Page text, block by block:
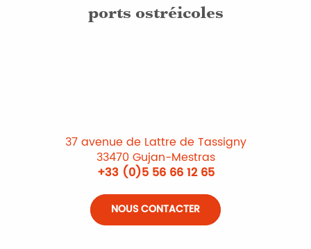
ports ostréicoles
37 avenue de Lattre de Tassigny
33470 Gujan-Mestras
+33 (0)5 56 66 12 65
NOUS CONTACTER